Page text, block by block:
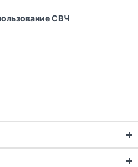
СВЧ